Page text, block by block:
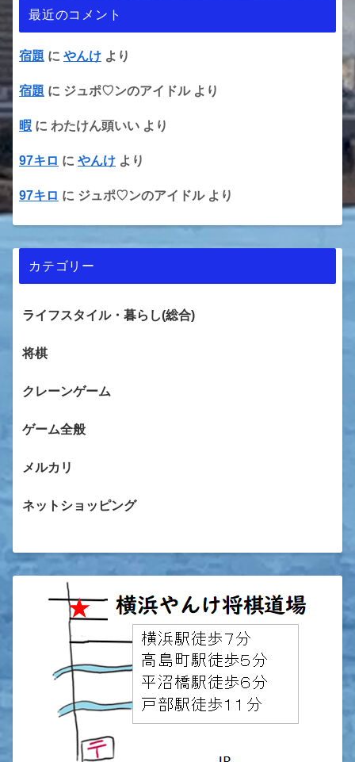
最近のコメント
宿題 に やんけ より
宿題 に ジュポ♡ンのアイドルより
暇 に わたけん頭いい より
97キロ に やんけ より
97キロ に ジュポ♡ンのアイドルより
カテゴリー
ライフスタイル・暮らし(総合)
将棋
クレーンゲーム
ゲーム全般
メルカリ
ネットショッピング